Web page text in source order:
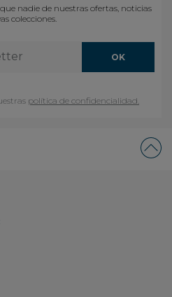
nadie de nuestras ofertas, noticias
colecciones.
OK
política de confidencialidad.